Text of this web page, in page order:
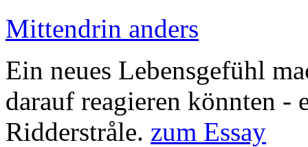
Mittendrin anders
Ein neues Lebensgefühl
darauf reagieren könnten -
Ridderstråle. zum Essay